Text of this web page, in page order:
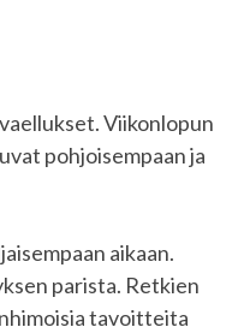
Viikonlopun
pohjoisempaan ja
aikaan.
parista. Retkien
tavoitteita